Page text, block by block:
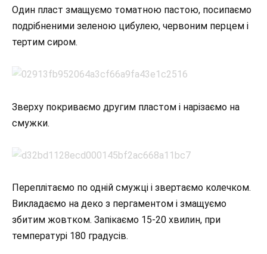
Один пласт змащуємо томатною пастою, посипаємо
подрібненими зеленою цибулею, червоним перцем і
тертим сиром.
Зверху покриваємо другим пластом і нарізаємо на
смужки.
Переплітаємо по одній смужці і звертаємо колечком.
Викладаємо на деко з пергаментом і змащуємо
збитим жовтком. Запікаємо 15-20 хвилин, при
температурі 180 градусів.